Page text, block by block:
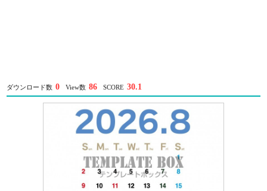
ダウンロード数 0 View数 86 SCORE 30.1